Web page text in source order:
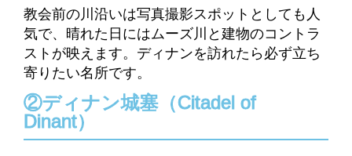
教会前の川沿いは写真撮影スポットとしても人
気で、晴れた日にはムーズ川と建物のコントラ
ストが映えます。ディナンを訪れたら必ず立ち
寄りたい名所です。
②ディナン城塞（Citadel of
Dinant）